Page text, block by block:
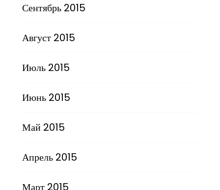
Сентябрь 2015
Август 2015
Июль 2015
Июнь 2015
Май 2015
Апрель 2015
Март 2015